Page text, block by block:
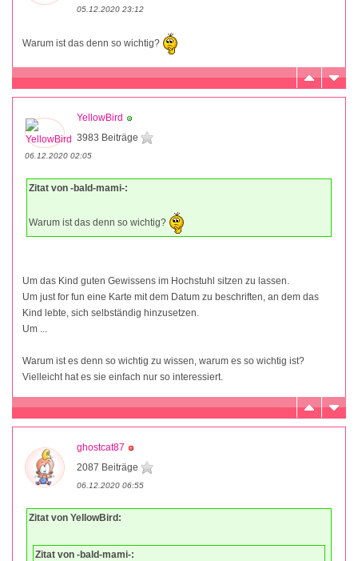
05.12.2020 23:12
Warum ist das denn so wichtig?
YellowBird
3983 Beiträge
06.12.2020 02:05
Zitat von -bald-mami-:
Warum ist das denn so wichtig?
Um das Kind guten Gewissens im Hochstuhl sitzen zu lassen.
Um just for fun eine Karte mit dem Datum zu beschriften, an dem das
Kind lebte, sich selbständig hinzusetzen.
Um ...
Warum ist es denn so wichtig zu wissen, warum es so wichtig ist?
Vielleicht hat es sie einfach nur so interessiert.
ghostcat87
2087 Beiträge
06.12.2020 06:55
Zitat von YellowBird:
Zitat von -bald-mami-: